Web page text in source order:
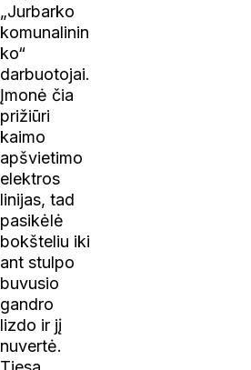
„Jurbarko
komunalinin
ko“
darbuotojai.
Įmonė čia
prižiūri
kaimo
apšvietimo
elektros
linijas, tad
pasikėlė
bokšteliu iki
ant stulpo
buvusio
gandro
lizdo ir jį
nuvertė.